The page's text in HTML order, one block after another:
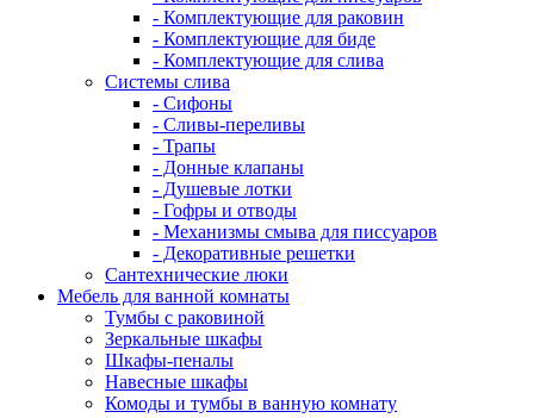
- Комплектующие для раковин
- Комплектующие для биде
- Комплектующие для слива
Системы слива
- Сифоны
- Сливы-переливы
- Трапы
- Донные клапаны
- Душевые лотки
- Гофры и отводы
- Механизмы смыва для писсуаров
- Декоративные решетки
Сантехнические люки
Мебель для ванной комнаты
Тумбы с раковиной
Зеркальные шкафы
Шкафы-пеналы
Навесные шкафы
Комоды и тумбы в ванную комнату